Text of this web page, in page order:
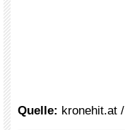
Quelle: kronehit.at /